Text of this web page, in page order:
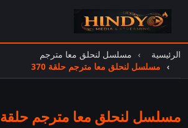
الرئيسية
مسلسل لنحلق معا مترجم
مسلسل لنحلق معا مترجم حلقة 370
مسلسل لنحلق معا مترجم حلقة 370